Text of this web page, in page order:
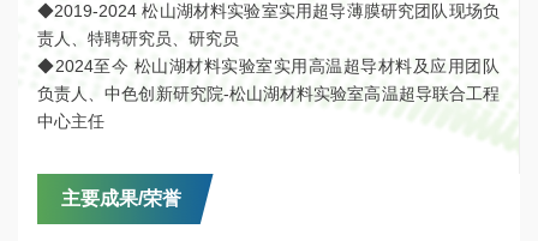
◆2019-2024 松山湖材料实验室实用超导薄膜研究团队现场负
责人、特聘研究员、研究员
◆2024至今 松山湖材料实验室实用高温超导材料及应用团队
负责人、中色创新研究院-松山湖材料实验室高温超导联合工程
中心主任
主要成果/荣誉